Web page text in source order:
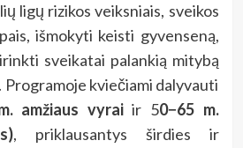
ligų rizikos veiksniais, sveikos
išmokyti keisti gyvenseną,
sveikatai palankią mitybą
Programoje kviečiami dalyvauti
amžiaus vyraiir 50−65 m.
, priklausantys širdies ir